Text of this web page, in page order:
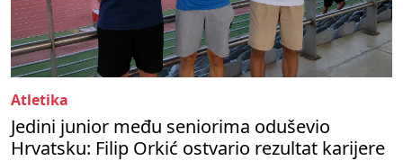
Atletika
Jedini junior među seniorima oduševio
Hrvatsku: Filip Orkić ostvario rezultat karijere